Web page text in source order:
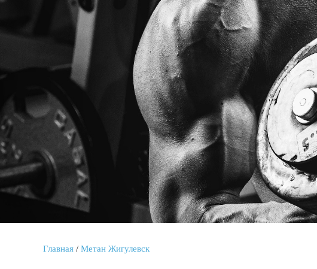
Главная / Метан Жигулевск